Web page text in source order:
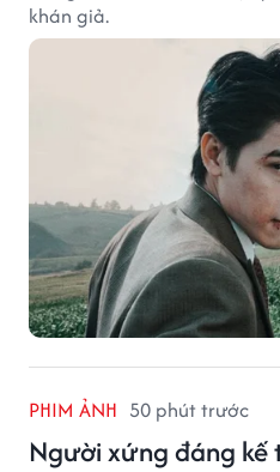
khán giả.
PHIM ẢNH 50 phút trước
Người xứng đáng kế